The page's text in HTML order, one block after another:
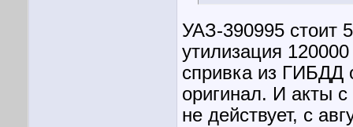
УАЗ-390995 стоит
утилизация
спривка из ГИБДД
оригинал. И акты
не действует, с